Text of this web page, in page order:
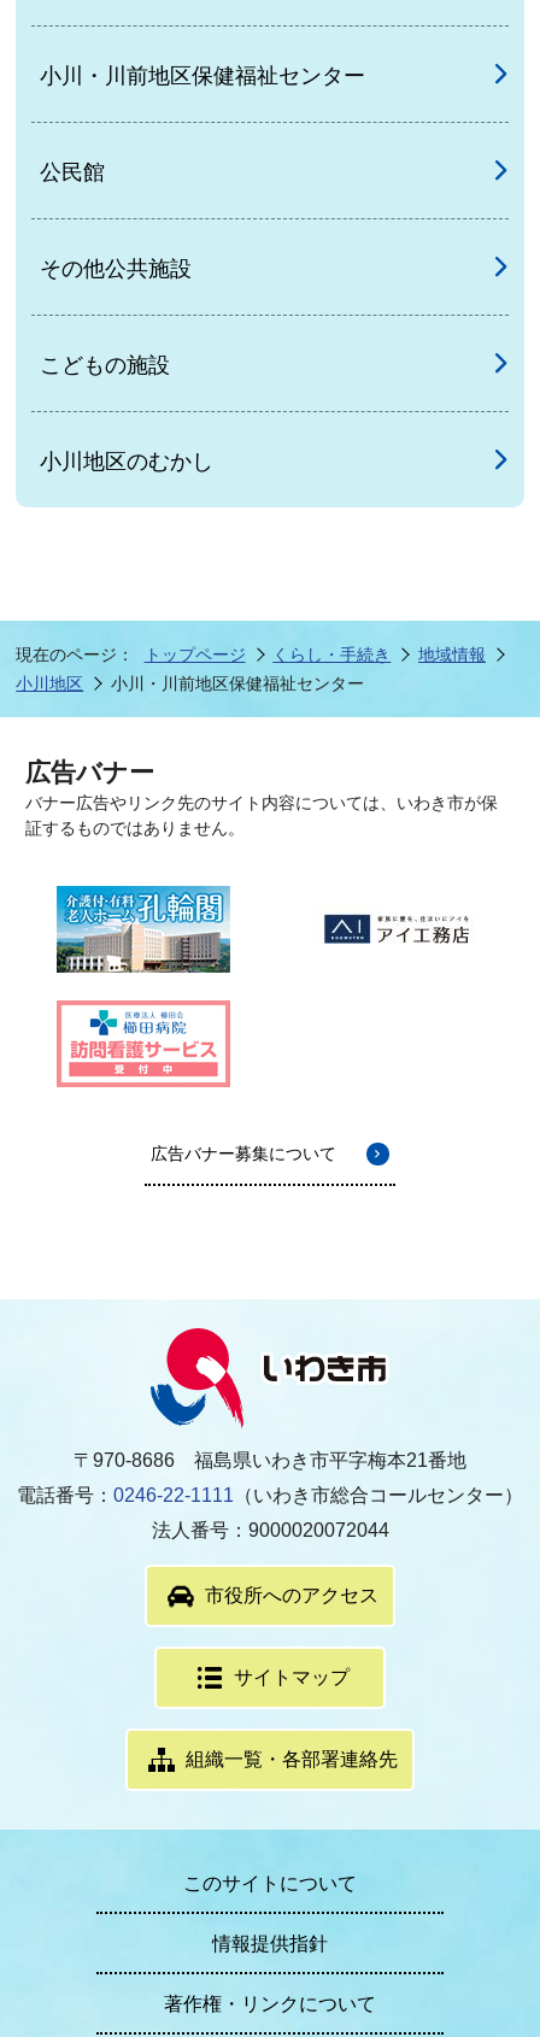
小川・川前地区保健福祉センター
公民館
その他公共施設
こどもの施設
小川地区のむかし
現在のページ： トップページ くらし・手続き
地域情報
小川地区
小川・川前地区保健福祉センター
広告バナー
バナー広告やリンク先のサイト内容については、いわき市が保
証するものではありません。
広告バナー募集について
〒970-8686 福島県いわき市平字梅本21番地
電話番号： 0246-22-1111 （いわき市総合コールセンター）
法人番号：9000020072044
市役所へのアクセス
サイトマップ
組織一覧・各部署連絡先
このサイトについて
情報提供指針
著作権・リンクについて